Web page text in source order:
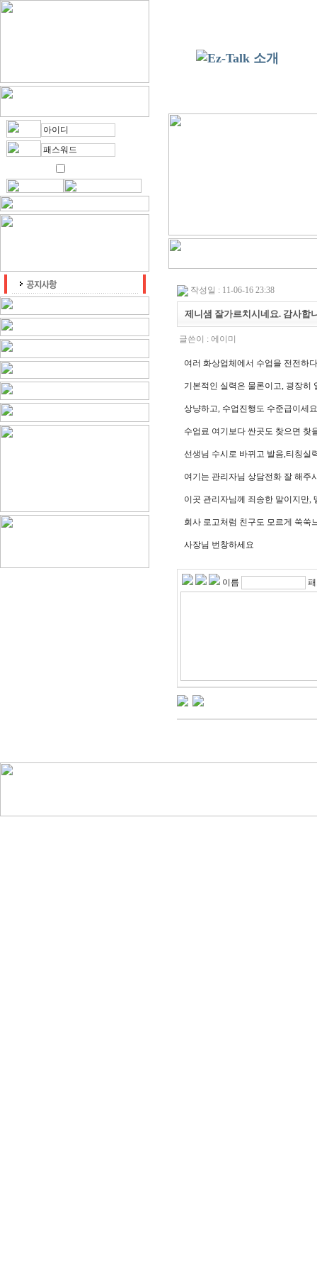
작성일 : 11-06-16 23:38
제니샘 잘가르치시네요. 감사합
글쓴이 : 에이미
여러 화상업체에서 수업을 전전하
기본적인 실력은 물론이고, 굉장히
상냥하고, 수업진행도 수준급이세
수업료 여기보다 싼곳도 찾으면 찾
선생님 수시로 바뀌고 발음,티칭실
여기는 관리자님 상담전화 잘 해주
이곳 관리자님께 죄송한 말이지만,
회사 로고처럼 친구도 모르게 쑥쑥
사장님 번창하세요
이름